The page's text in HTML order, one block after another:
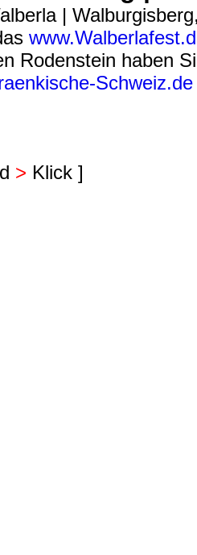
|
Rodenstein haben
Schweiz.de
> Klick ]